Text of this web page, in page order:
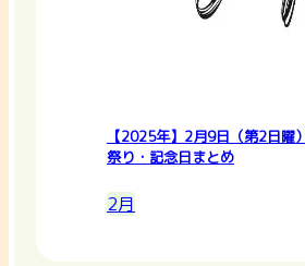
【2025年】2月9日（第2日曜
祭り・記念日まとめ
2月